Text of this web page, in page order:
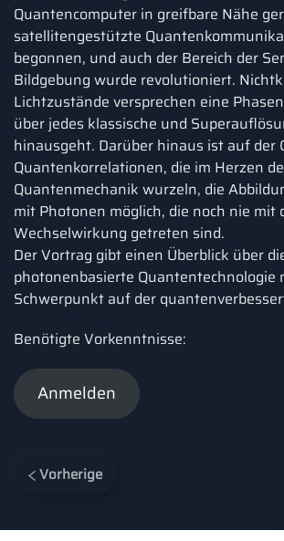
Quantencomputer in greifbare Nähe
satellitengestützte
begonnen, und auch der Bereich der
Bildgebung wurde revolutioniert.
Lichtzustände versprechen eine
über jedes klassische und
hinausgeht. Darüber hinaus ist auf der
Quantenkorrelationen, die im Herzen
Quantenmechanik wurzeln, die
mit Photonen möglich, die noch nie mit
Wechselwirkung getreten sind.
Der Vortrag gibt einen Überblick über
photonenbasierte Quantentechnologie
Schwerpunkt auf der
Benötigte Vorkenntnisse:
Anmelden
Vorherige